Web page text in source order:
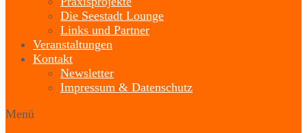
Die Seestadt Lounge
Links und Partner
Veranstaltungen
Kontakt
Newsletter
Impressum & Datenschutz
Menü